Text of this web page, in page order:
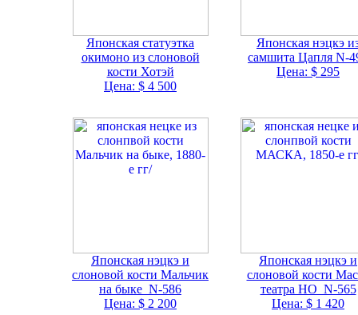
Японская статуэтка
окимоно из слоновой
кости Хотэй
Цена: $ 4 500
Японская нэцкэ
самшита Цапля N-
Цена: $ 295
Японская нэцкэ и
слоновой кости Мальчик
на быке N-586
Цена: $ 2 200
Японская нэцкэ и
слоновой кости
театра НО N-565
Цена: $ 1 420